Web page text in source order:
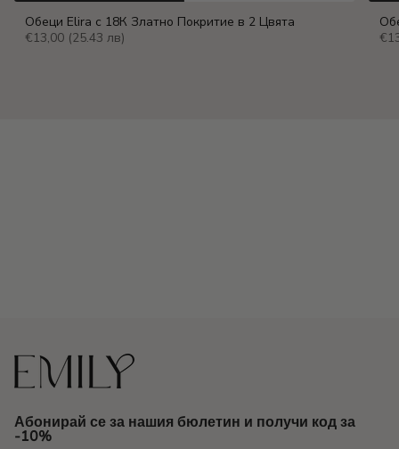
Обеци Elira с 18К Златно Покритие в 2 Цвята
€13,00 (25.43 лв)
Абонирай се за нашия бюлетин и получи код за
-10%